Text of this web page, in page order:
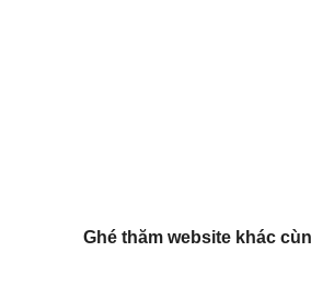
Ghé thăm website khác